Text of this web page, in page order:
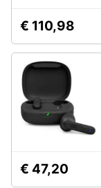
€ 110,98
€ 47,20